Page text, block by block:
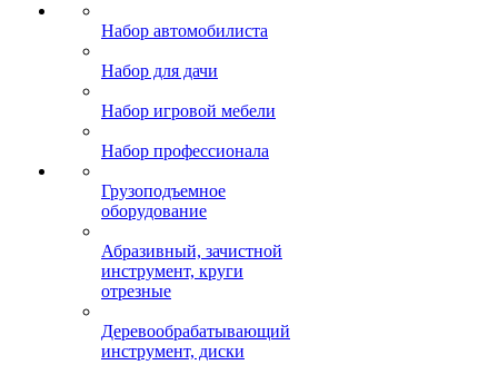
Набор автомобилиста
Набор для дачи
Набор игровой мебели
Набор профессионала
Грузоподъемное
оборудование
Абразивный, зачистной
инструмент, круги
отрезные
Деревообрабатывающий
инструмент, диски